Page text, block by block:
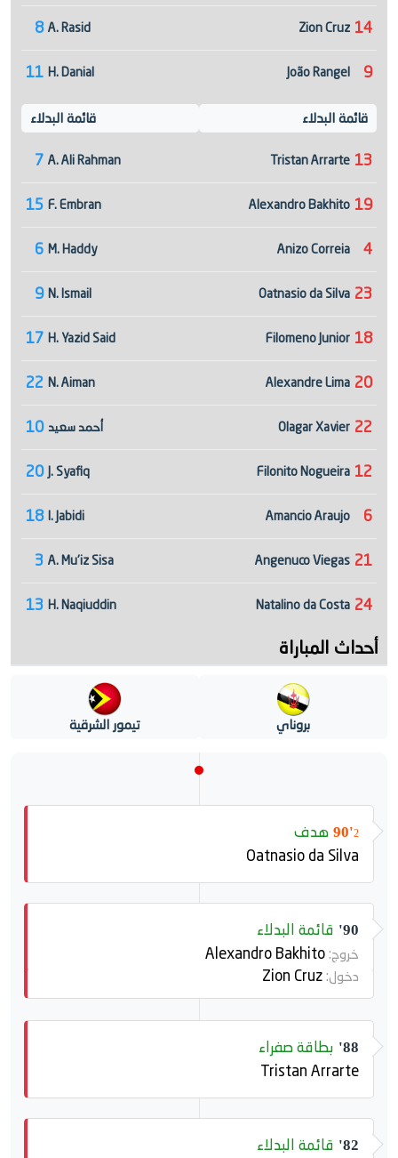
8 A. Rasid
11 H. Danial
قائمة البدلاء
7 A. Ali Rahman
15 F. Embran
6 M. Haddy
9 N. Ismail
17 H. Yazid Said
22 N. Aiman
10 أحمد سعيد
20 J. Syafiq
18 I. Jabidi
3 A. Mu'iz Sisa
13 H. Naqiuddin
14
Zion Cruz
9
João Rangel
قائمة البدلاء
13
Tristan Arrarte
19
Alexandro Bakhito
4
Anizo Correia
23
Oatnasio da Silva
18
Filomeno Junior
20
Alexandre Lima
22
Olagar Xavier
12
Filonito Nogueira
6
Amancio Araujo
21
Angenuco Viegas
24
Natalino da Costa
أحداث المباراة
بروناي تيمور الشرقية
90'2
هدف
Oatnasio da Silva
90' قائمة البدلاء
خروج:
دخول:
88' بطاقة صفراء
Tristan Arrarte
82' قائمة البدلاء